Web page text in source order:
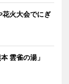
火大会でにぎ
本 雲雀の湯」